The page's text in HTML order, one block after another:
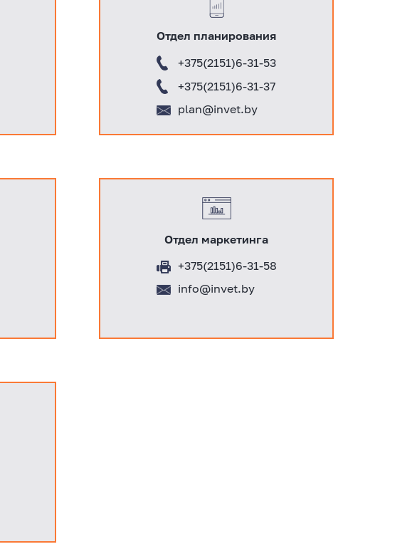
Отдел планирования
+375(2151)6-31-53
+375(2151)6-31-37
plan@invet.by
Отдел маркетинга
+375(2151)6-31-58
info@invet.by